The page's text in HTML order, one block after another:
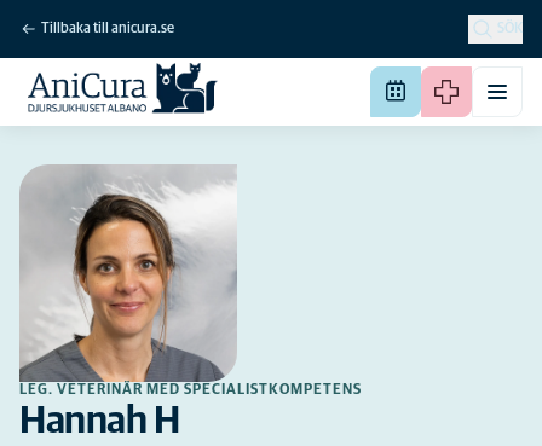
Tillbaka till anicura.se SÖK
LEG. VETERINÄR MED SPECIALISTKOMPETENS
Hannah H